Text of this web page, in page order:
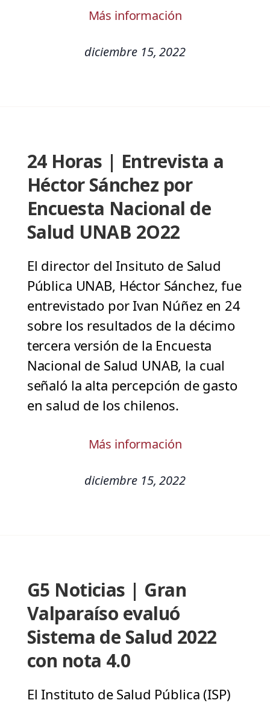
Más información
diciembre 15, 2022
24 Horas | Entrevista a
Héctor Sánchez por
Encuesta Nacional de
Salud UNAB 2O22
El director del Insituto de Salud
Pública UNAB, Héctor Sánchez, fue
entrevistado por Ivan Núñez en 24
sobre los resultados de la décimo
tercera versión de la Encuesta
Nacional de Salud UNAB, la cual
señaló la alta percepción de gasto
en salud de los chilenos.
Más información
diciembre 15, 2022
G5 Noticias | Gran
Valparaíso evaluó
Sistema de Salud 2022
con nota 4.0
El Instituto de Salud Pública (ISP)